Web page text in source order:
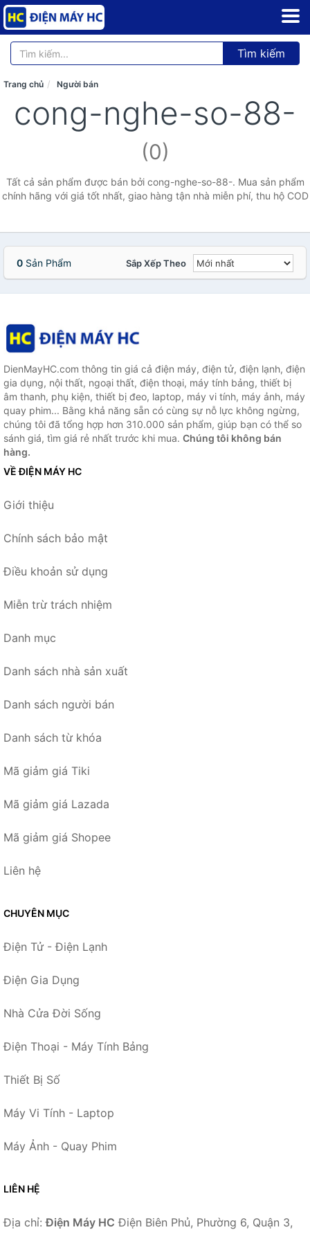
Tìm kiếm
Trang chủ Người bán
cong-nghe-so-88-
(0)
Tất cả sản phẩm được bán bởi cong-nghe-so-88-. Mua sản phẩm
chính hãng với giá tốt nhất, giao hàng tận nhà miễn phí, thu hộ COD
0 Sản Phẩm Sắp Xếp Theo
DienMayHC.com thông tin giá cả điện máy, điện tử, điện lạnh, điện
gia dụng, nội thất, ngoại thất, điện thoại, máy tính bảng, thiết bị
âm thanh, phụ kiện, thiết bị đeo, laptop, máy vi tính, máy ảnh, máy
quay phim... Bằng khả năng sẵn có cùng sự nỗ lực không ngừng,
chúng tôi đã tổng hợp hơn 310.000 sản phẩm, giúp bạn có thể so
sánh giá, tìm giá rẻ nhất trước khi mua. Chúng tôi không bán
hàng.
VỀ ĐIỆN MÁY HC
Giới thiệu
Chính sách bảo mật
Điều khoản sử dụng
Miễn trừ trách nhiệm
Danh mục
Danh sách nhà sản xuất
Danh sách người bán
Danh sách từ khóa
Mã giảm giá Tiki
Mã giảm giá Lazada
Mã giảm giá Shopee
Liên hệ
CHUYÊN MỤC
Điện Tử - Điện Lạnh
Điện Gia Dụng
Nhà Cửa Đời Sống
Điện Thoại - Máy Tính Bảng
Thiết Bị Số
Máy Vi Tính - Laptop
Máy Ảnh - Quay Phim
LIÊN HỆ
Địa chỉ:Điện Máy HC Điện Biên Phủ, Phường 6, Quận 3,